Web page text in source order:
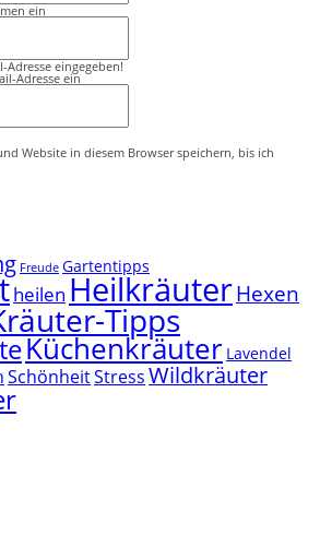
ein
E-
Adresse eingegeben!
Adresse ein
Website:
Website in diesem Browser speichern, bis ich
Freude Gartentipps
heilenHeilkräuterHexen
Tipps
Küchenkräuter Lavendel
SchönheitStressWildkräuter